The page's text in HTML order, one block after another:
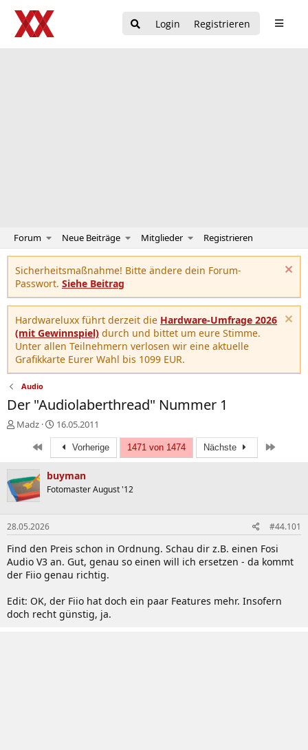
Login Registrieren
Forum Neue Beiträge Mitglieder Registrieren
Sicherheitsmaßnahme! Bitte ändere dein Forum-
Passwort. Siehe Beitrag
Hardwareluxx führt derzeit die Hardware-Umfrage 2026
(mit Gewinnspiel) durch und bittet um eure Stimme.
Unter allen Teilnehmern verlosen wir eine aktuelle
Grafikkarte Eurer Wahl bis 1099 EUR.
Audio
Der "Audiolaberthread" Nummer 1
E
e
l
l
r
Madz
E
r
t
e
l
m
16.05.2011
Erste Vorherige 1471 von 1474 Nächste
buyman
Fotomaster August '12
28.05.2026 #44.101
Find den Preis schon in Ordnung. Schau dir z.B. einen Fosi
Audio V3 an. Gut, genau so einen will ich ersetzen - da kommt
der Fiio genau richtig.
Edit: OK, der Fiio hat doch ein paar Features mehr. Insofern
doch recht günstig, ja.